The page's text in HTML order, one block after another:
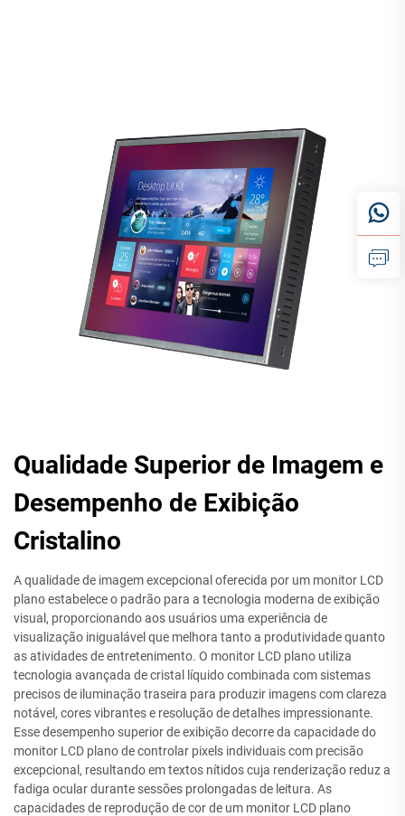
Qualidade Superior de Imagem e
Desempenho de Exibição
Cristalino
A qualidade de imagem excepcional oferecida por um monitor LCD
plano estabelece o padrão para a tecnologia moderna de exibição
visual, proporcionando aos usuários uma experiência de
visualização inigualável que melhora tanto a produtividade quanto
as atividades de entretenimento. O monitor LCD plano utiliza
tecnologia avançada de cristal líquido combinada com sistemas
precisos de iluminação traseira para produzir imagens com clareza
notável, cores vibrantes e resolução de detalhes impressionante.
Esse desempenho superior de exibição decorre da capacidade do
monitor LCD plano de controlar pixels individuais com precisão
excepcional, resultando em textos nítidos cuja renderização reduz a
fadiga ocular durante sessões prolongadas de leitura. As
capacidades de reprodução de cor de um monitor LCD plano